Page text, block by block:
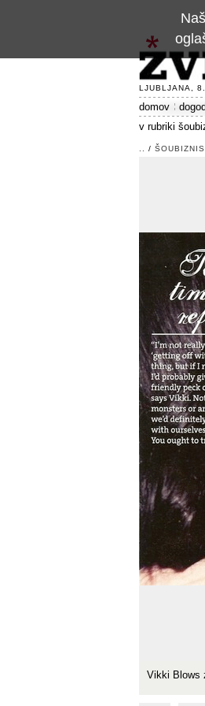
LJUBLJANA,
domov
v rubriki
/ ŠOUBIZNIS
Vikki Blows